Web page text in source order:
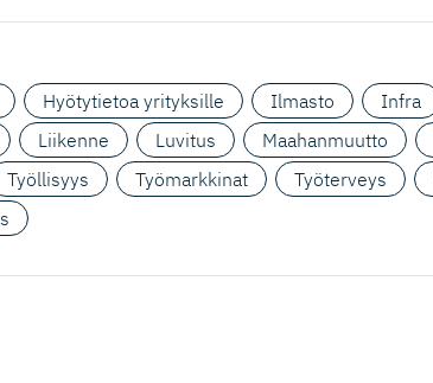
Hyötytietoa yrityksille Ilmasto Infra
Liikenne Luvitus Maahanmuutto
Työllisyys Työmarkkinat Työterveys